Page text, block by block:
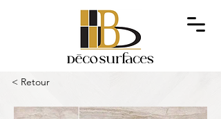
< Retour